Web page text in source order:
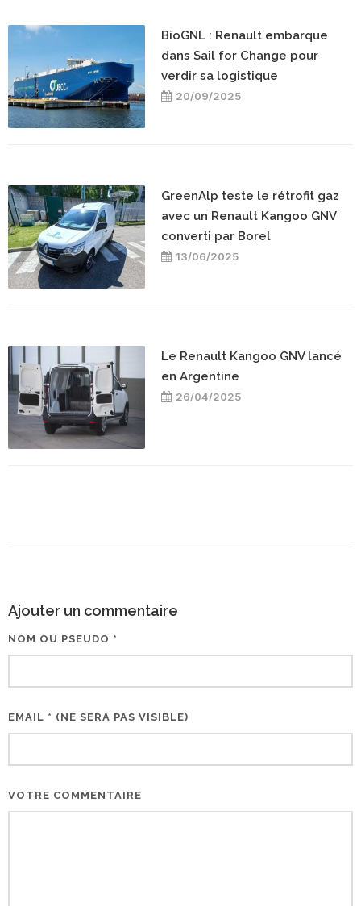
BioGNL : Renault embarque
dans Sail for Change pour
verdir sa logistique
20/09/2025
GreenAlp teste le rétrofit gaz
avec un Renault Kangoo GNV
converti par Borel
13/06/2025
Le Renault Kangoo GNV lancé
en Argentine
26/04/2025
Ajouter un commentaire
NOM OU PSEUDO *
EMAIL * (NE SERA PAS VISIBLE)
VOTRE COMMENTAIRE